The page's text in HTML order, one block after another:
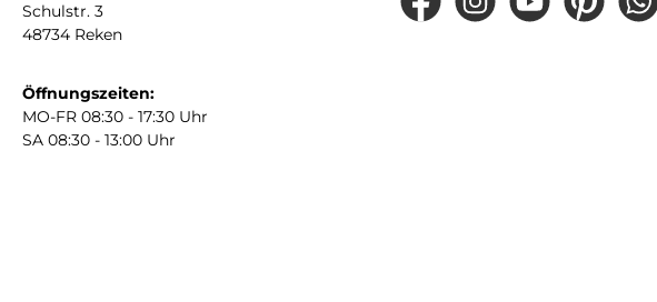
Schulstr. 3
48734 Reken
Öffnungszeiten:
MO-FR 08:30 - 17:30 Uhr
SA 08:30 - 13:00 Uhr
FacebookInstagramYouTubePinterest